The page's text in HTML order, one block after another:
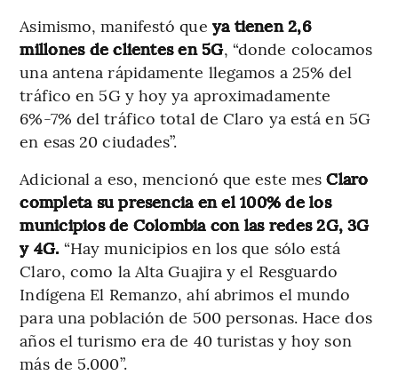
Asimismo, manifestó que ya tienen 2,6
millones de clientes en 5G, “donde colocamos
una antena rápidamente llegamos a 25% del
tráfico en 5G y hoy ya aproximadamente
6%-7% del tráfico total de Claro ya está en 5G
en esas 20 ciudades”.
Adicional a eso, mencionó que este mes Claro
completa su presencia en el 100% de los
municipios de Colombia con las redes 2G, 3G
y 4G. “Hay municipios en los que sólo está
Claro, como la Alta Guajira y el Resguardo
Indígena El Remanzo, ahí abrimos el mundo
para una población de 500 personas. Hace dos
años el turismo era de 40 turistas y hoy son
más de 5.000”.